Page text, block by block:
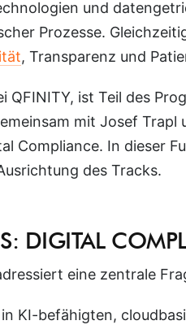
und
Prozesse.
, Transparenz und
QFINITY, ist Teil des
mit Josef Trapl
Compliance. In dieser
des Tracks.
DIGITAL
eine zentrale
KI-befähigten,